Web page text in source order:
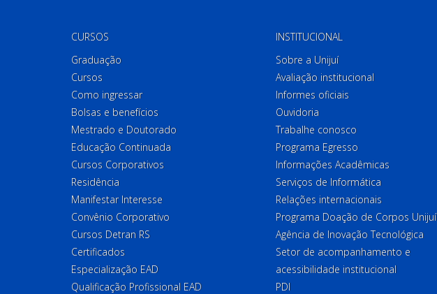
CURSOS
Graduação
Cursos
Como ingressar
Bolsas e benefícios
Mestrado e Doutorado
Educação Continuada
Cursos Corporativos
Residência
Manifestar Interesse
Convênio Corporativo
Cursos Detran RS
Certificados
Especialização EAD
Qualificação Profissional EAD
INSTITUCIONAL
Sobre a Unijuí
Avaliação institucional
Informes oficiais
Ouvidoria
Trabalhe conosco
Programa Egresso
Informações Acadêmicas
Serviços de Informática
Relações internacionais
Programa Doação de Corpos Unijuí
Agência de Inovação Tecnológica
Setor de acompanhamento e
acessibilidade institucional
PDI